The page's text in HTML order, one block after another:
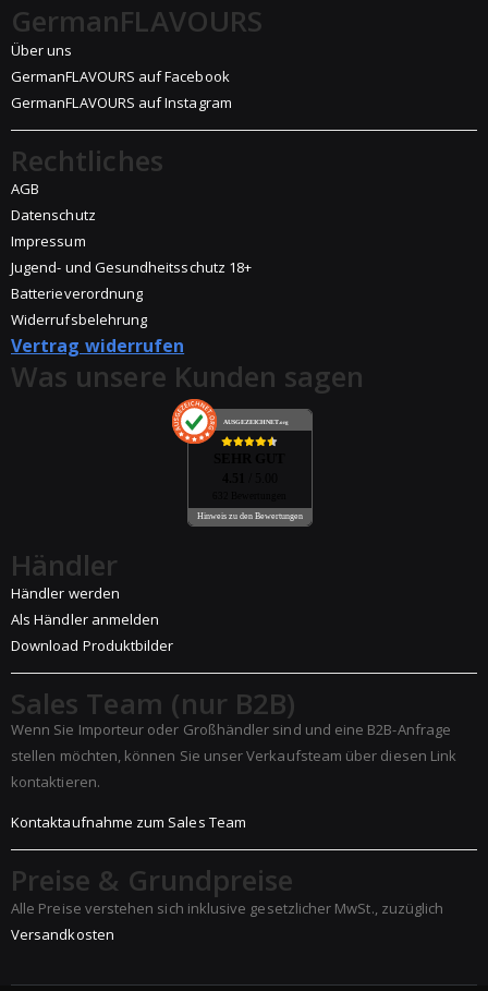
GermanFLAVOURS
Über uns
GermanFLAVOURS auf Facebook
GermanFLAVOURS auf Instagram
Rechtliches
AGB
Datenschutz
Impressum
Jugend- und Gesundheitsschutz 18+
Batterieverordnung
Widerrufsbelehrung
Vertrag widerrufen
Was unsere Kunden sagen
AUSGEZEICHNET.org
Hinweis zu den Bewertungen
Händler
Händler werden
Als Händler anmelden
Download Produktbilder
Sales Team (nur B2B)
Wenn Sie Importeur oder Großhändler sind und eine B2B-Anfrage
stellen möchten, können Sie unser Verkaufsteam über diesen Link
kontaktieren.
Kontaktaufnahme zum Sales Team
Preise & Grundpreise
Alle Preise verstehen sich inklusive gesetzlicher MwSt., zuzüglich
Versandkosten